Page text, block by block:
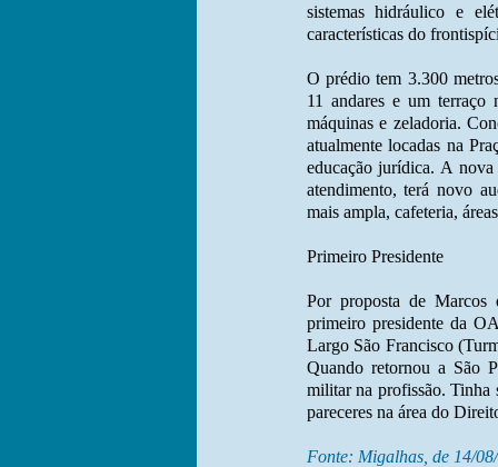
sistemas hidráulico e
características do
O prédio tem 3.300
11 andares e um terraço
máquinas e zeladoria.
atualmente locadas na
educação jurídica. A
atendimento, terá novo
mais ampla, cafeteria,
Primeiro Presidente
Por proposta de
primeiro presidente da
Largo São Francisco
Quando retornou a São
militar na profissão.
pareceres na área do
Fonte: Migalhas, de 14/